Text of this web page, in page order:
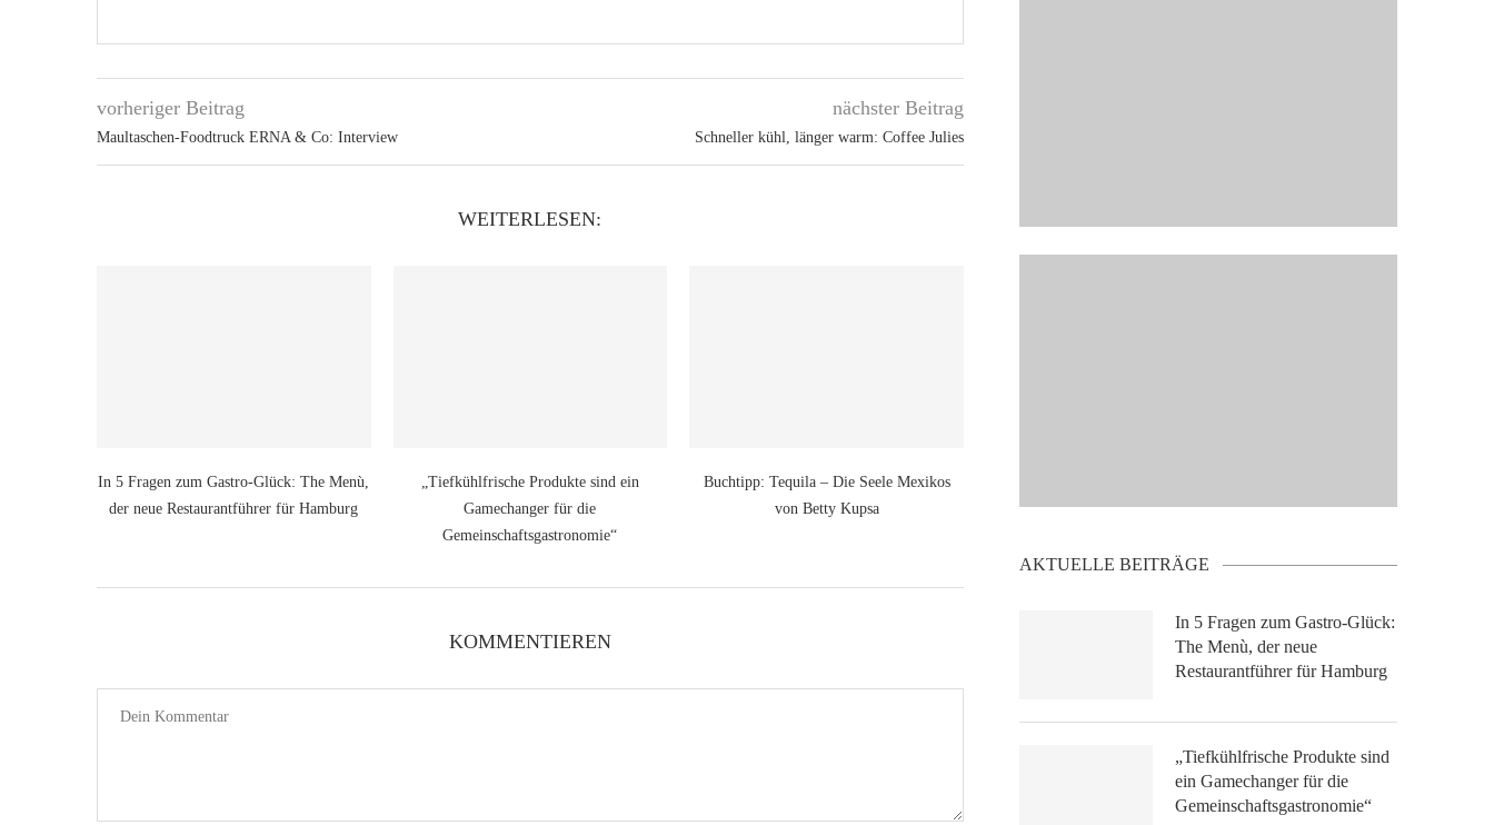
vorheriger Beitrag
Maultaschen-Foodtruck ERNA & Co: Interview
nächster Beitrag
Schneller kühl, länger warm: Coffee Julies
WEITERLESEN:
In 5 Fragen zum Gastro-Glück: The Menù,
der neue Restaurantführer für Hamburg
„Tiefkühlfrische Produkte sind ein
Gamechanger für die
Gemeinschaftsgastronomie“
Buchtipp: Tequila – Die Seele Mexikos
von Betty Kupsa
KOMMENTIEREN
AKTUELLE BEITRÄGE
In 5 Fragen zum Gastro-Glück:
The Menù, der neue
Restaurantführer für Hamburg
„Tiefkühlfrische Produkte sind
ein Gamechanger für die
Gemeinschaftsgastronomie“